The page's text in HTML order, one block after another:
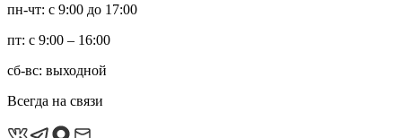
пн-чт: с 9:00 до 17:00
пт: с 9:00 – 16:00
сб-вс: выходной
Всегда на связи